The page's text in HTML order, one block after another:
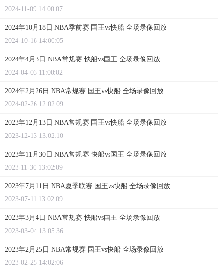
2024-11-09 14:00:07
2024年10月18日 NBA季前赛 国王vs快船 全场录像回放
2024-10-18 14:00:05
2024年4月3日 NBA常规赛 快船vs国王 全场录像回放
2024-04-03 11:00:02
2024年2月26日 NBA常规赛 国王vs快船 全场录像回放
2024-02-26 12:02:09
2023年12月13日 NBA常规赛 国王vs快船 全场录像回放
2023-12-13 13:02:10
2023年11月30日 NBA常规赛 快船vs国王 全场录像回放
2023-11-30 13:02:09
2023年7月11日 NBA夏季联赛 国王vs快船 全场录像回放
2023-07-11 13:02:09
2023年3月4日 NBA常规赛 快船vs国王 全场录像回放
2023-03-04 13:05:36
2023年2月25日 NBA常规赛 国王vs快船 全场录像回放
2023-02-25 14:02:06